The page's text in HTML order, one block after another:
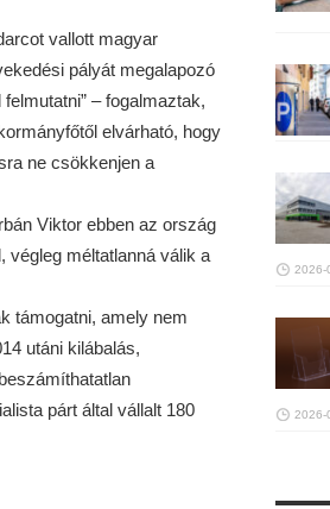
vallott magyar
pályát megalapozó
– fogalmaztak,
elvárható, hogy
ne csökkenjen a
Viktor ebben az ország
végleg méltatlanná válik a
támogatni, amely nem
utáni kilábalás,
párt által vállalt 180
2026-
2026-